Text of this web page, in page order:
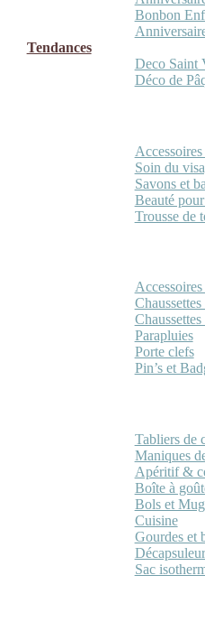
Bonbon
Tendances
Deco Saint
Déco de
Soin du
Savons et
Beauté
Trousse de
Parapluies
Porte clefs
Pin’s et
Tabliers de
Maniques
Apéritif &
Boîte à
Bols et
Cuisine
Gourdes et
Décapsuleur
Sac